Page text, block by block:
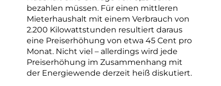
bezahlen müssen. Für einen mittleren
Mieterhaushalt mit einem Verbrauch von
2.200 Kilowattstunden resultiert daraus
eine Preiserhöhung von etwa 45 Cent pro
Monat. Nicht viel – allerdings wird jede
Preiserhöhung im Zusammenhang mit
der Energiewende derzeit heiß diskutiert.